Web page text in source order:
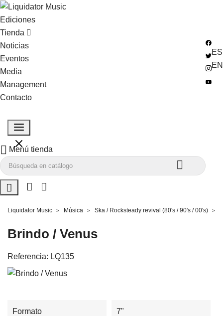
Ediciones
Tienda
Noticias
Eventos
Media
Management
Contacto
ES
EN
 Menú tienda


Liquidator Music Música Ska / Rocksteady revival (80's / 90's / 00's)
Brindo / Venus
Referencia: LQ135
Formato 7"